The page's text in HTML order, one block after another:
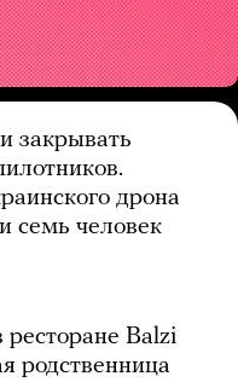
закрывать
дрона
семь человек
ресторане Balzi
родственница